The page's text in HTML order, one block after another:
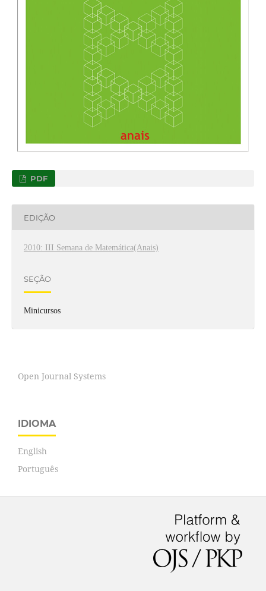
PDF
EDIÇÃO
2010: III Semana de Matemática(Anais)
SEÇÃO
Minicursos
Open Journal Systems
IDIOMA
English
Português